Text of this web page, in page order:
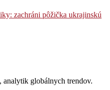
zachráni pôžička ukrajinskú
globálnych trendov.